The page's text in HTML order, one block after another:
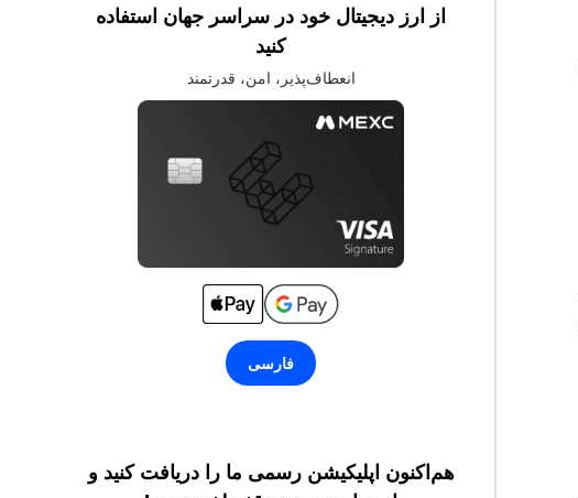
از ارز دیجیتال خود در سراسر جهان استفاده
کنید
انعطاف‌پذیر، امن، قدرتمند
فارسی
هم‌اکنون اپلیکیشن رسمی ما را دریافت کنید و